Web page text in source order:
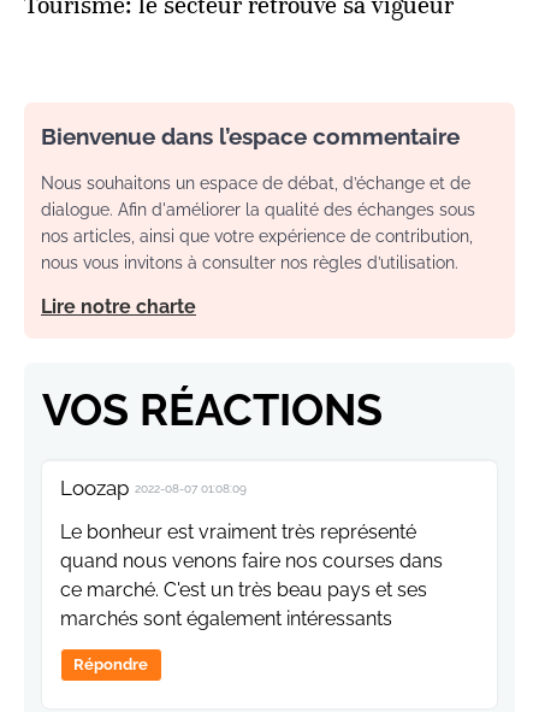
Bienvenue dans l’espace commentaire
Nous souhaitons un espace de débat, d’échange et de
dialogue. Afin d'améliorer la qualité des échanges sous
nos articles, ainsi que votre expérience de contribution,
nous vous invitons à consulter nos règles d’utilisation.
Lire notre charte
VOS RÉACTIONS
Loozap 2022-08-07 01:08:09
Le bonheur est vraiment très représenté
quand nous venons faire nos courses dans
ce marché. C'est un très beau pays et ses
marchés sont également intéressants
Répondre